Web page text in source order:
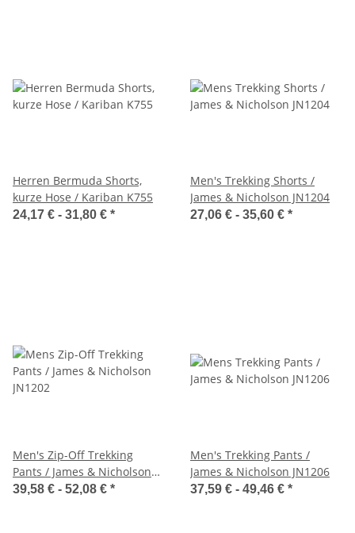
Herren Bermuda Shorts,
kurze Hose / Kariban K755
24,17 € - 31,80 € *
Men's Trekking Shorts /
James & Nicholson JN1204
27,06 € - 35,60 € *
Men's Zip-Off Trekking
Pants / James & Nicholson
JN1202
39,58 € - 52,08 € *
Men's Trekking Pants /
James & Nicholson JN1206
37,59 € - 49,46 € *